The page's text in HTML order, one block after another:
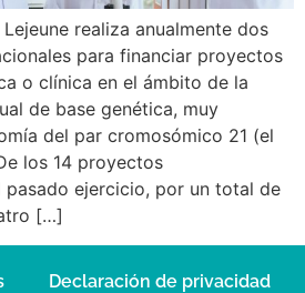
realiza anualmente dos
para financiar proyectos
o clínica en el ámbito de la
de base genética, muy
del par cromosómico 21 (el
los 14 proyectos
pasado ejercicio, por un total de
[…]
Declaración de privacidad